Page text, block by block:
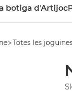
botiga d'Artijoc
Totes les